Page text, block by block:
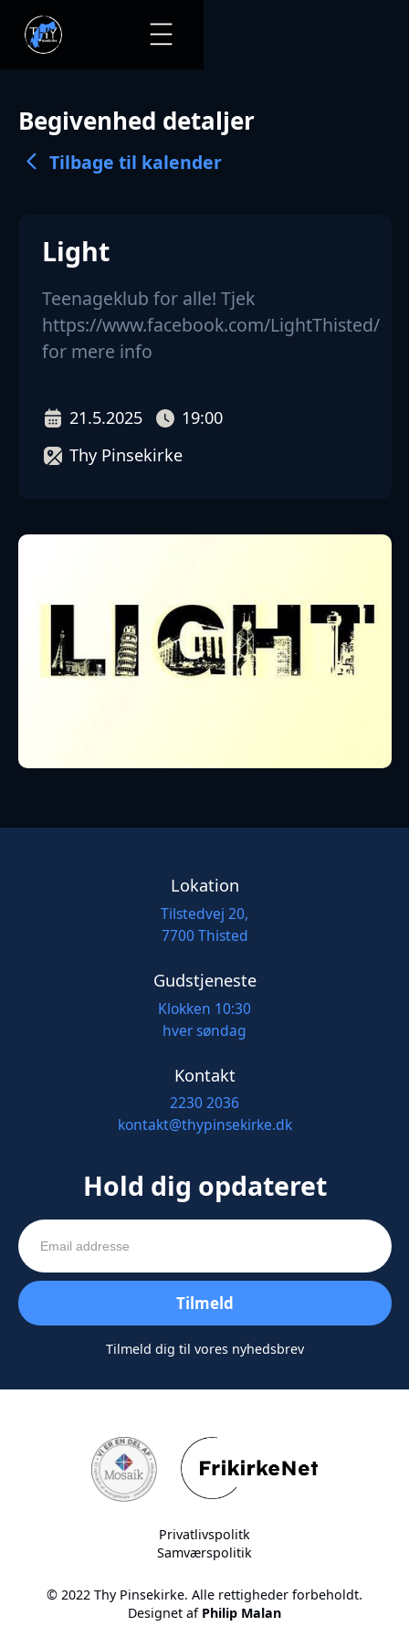
Begivenhed detaljer
Tilbage til kalender
Light
Teenageklub for alle! Tjek
https://www.facebook.com/LightThisted/
for mere info
21.5.2025
19:00
Thy Pinsekirke
Hold dig opdateret
Tilmeld dig til vores nyhedsbrev
Lokation
Tilstedvej 20,
7700 Thisted
Gudstjeneste
Klokken 10:30
hver søndag
Kontakt
2230 2036
kontakt@thypinsekirke.dk
© 2022 Thy Pinsekirke. Alle rettigheder forbeholdt.
Designet af Philip Malan
Privatlivspolitk
Samværspolitik